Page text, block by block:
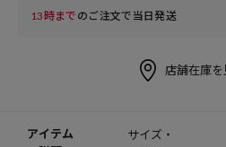
13時まで のご注文で当日発送
店舗在庫を
アイテム
サイズ・